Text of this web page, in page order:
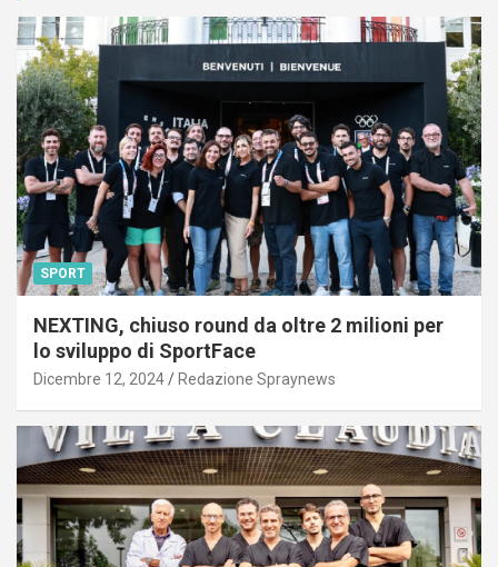
SPORT
NEXTING, chiuso round da oltre 2 milioni per
lo sviluppo di SportFace
Dicembre 12, 2024 Redazione Spraynews